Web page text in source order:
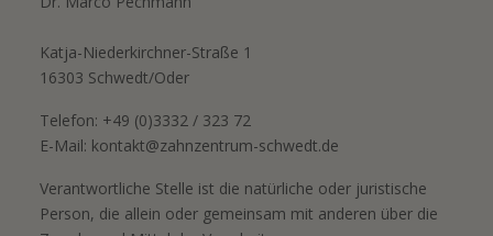
Katja-Niederkirchner-Straße 1
16303 Schwedt/Oder
Telefon: +49 (0)3332 / 323 72
E-Mail: kontakt@zahnzentrum-schwedt.de
Verantwortliche Stelle ist die natürliche oder juristische
Person, die allein oder gemeinsam mit anderen über die